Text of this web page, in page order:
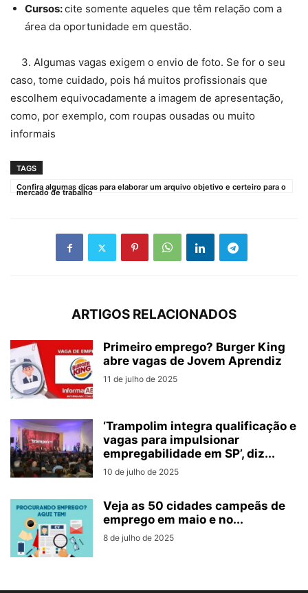
Cursos:cite somente aqueles que têm relação com a
área da oportunidade em questão.
3. Algumas vagas exigem o envio de foto. Se for o seu
caso, tome cuidado, pois há muitos profissionais que
escolhem equivocadamente a imagem de apresentação,
como, por exemplo, com roupas ousadas ou muito
informais
TAGS
Confira algumas dicas para elaborar um arquivo objetivo e certeiro para o
mercado de trabalho
ARTIGOS RELACIONADOS
Primeiro emprego? Burger King
abre vagas de Jovem Aprendiz
11 de julho de 2025
‘Trampolim integra qualificação e
vagas para impulsionar
empregabilidade em SP’, diz...
10 de julho de 2025
Veja as 50 cidades campeãs de
emprego em maio e no...
8 de julho de 2025